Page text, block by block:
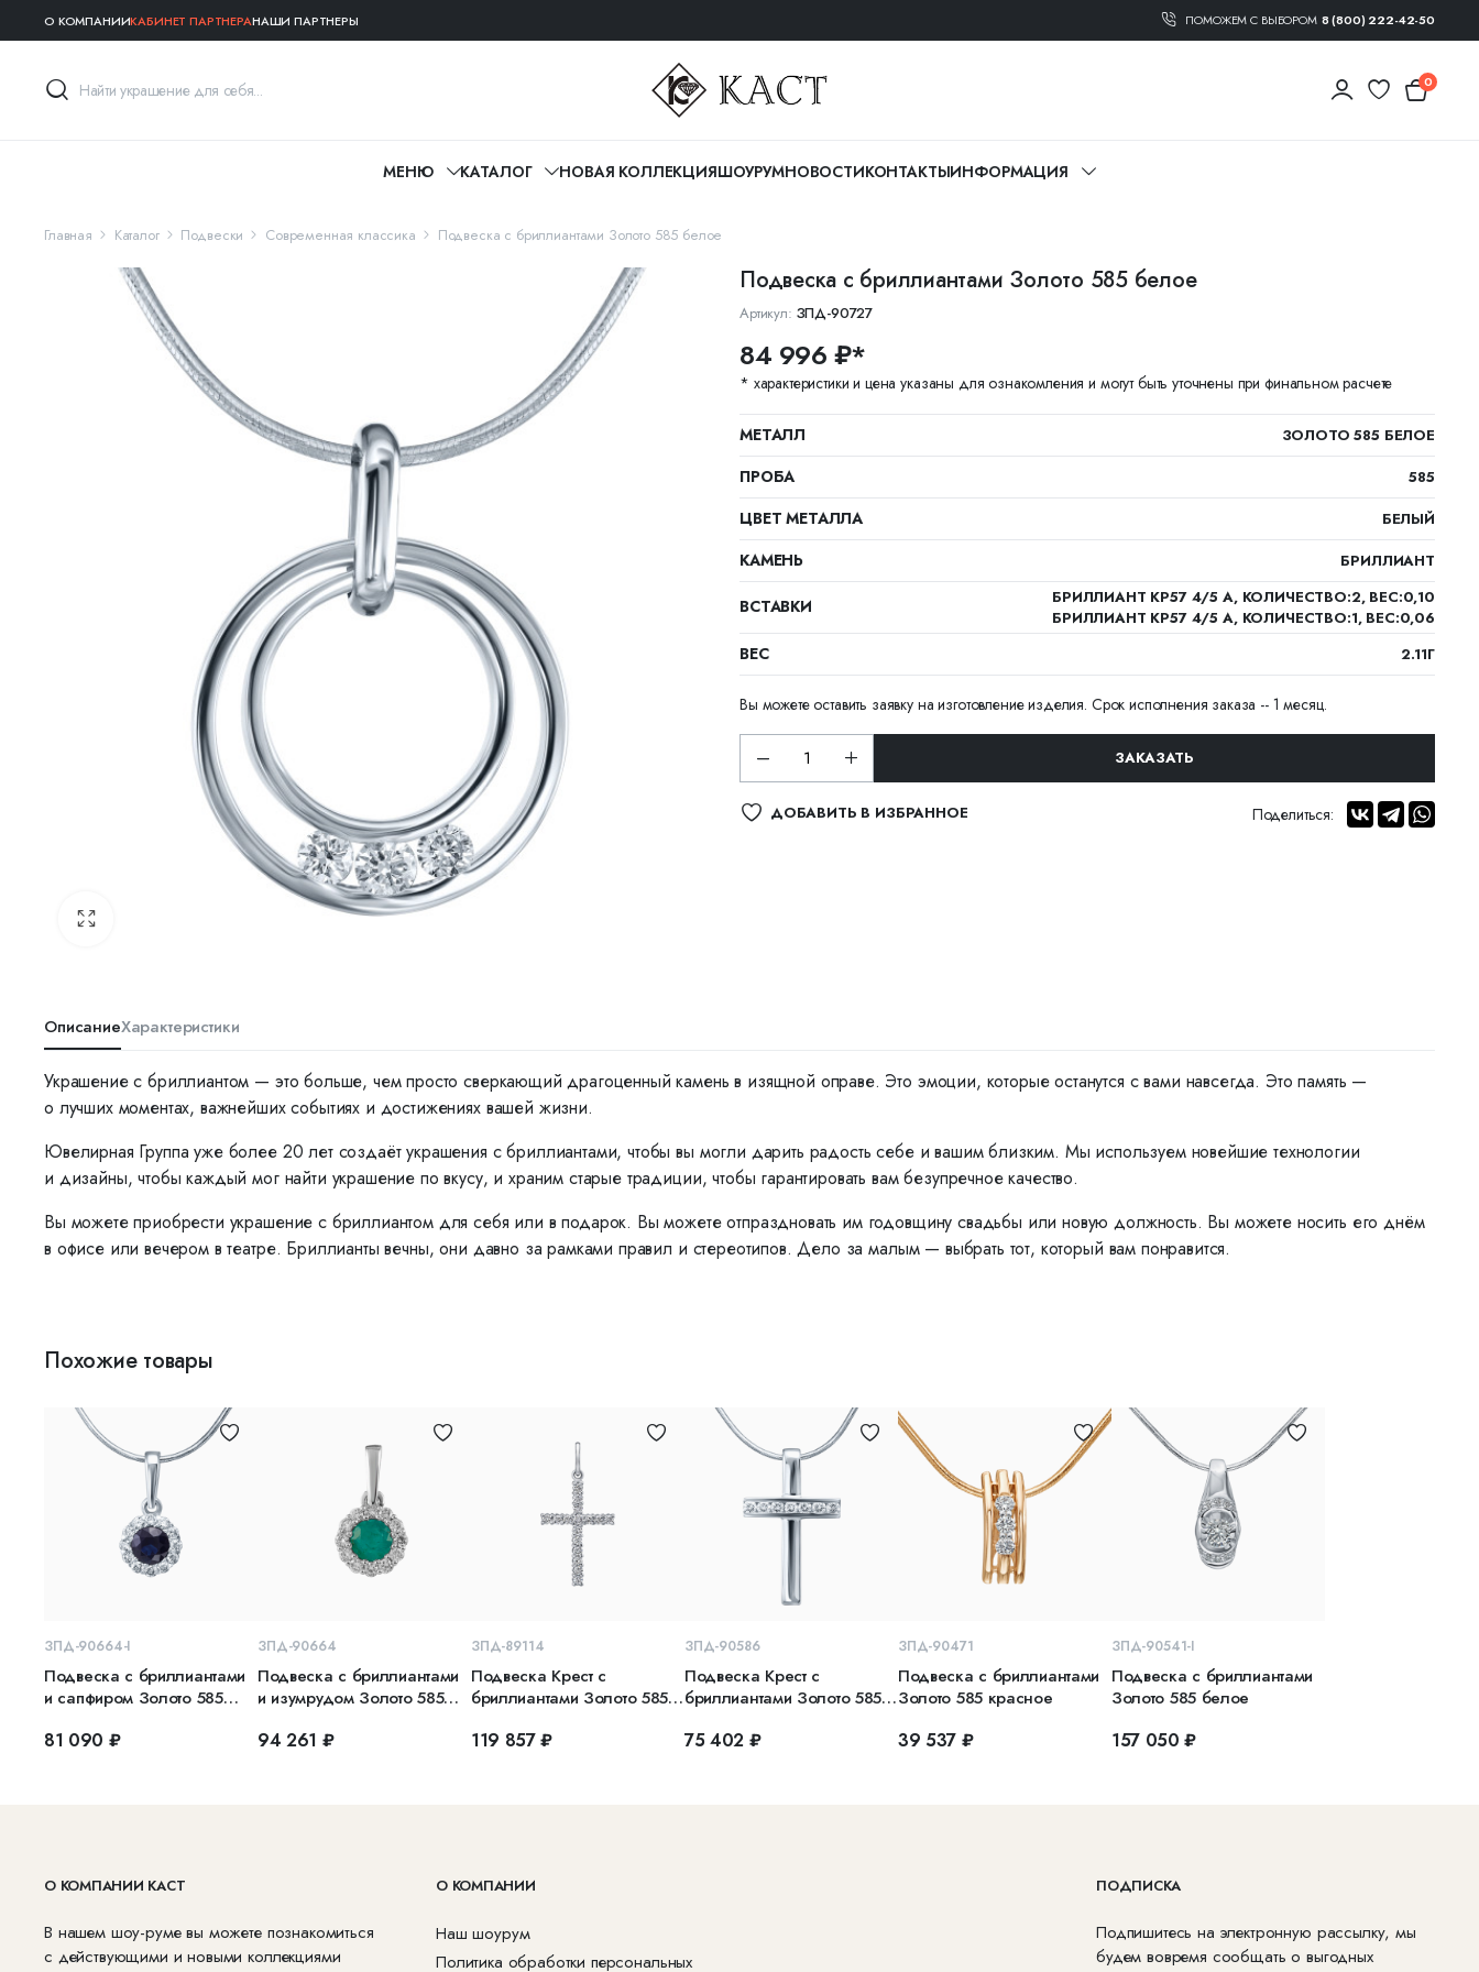
О КОМПАНИИКАБИНЕТ ПАРТНЕРАНАШИ ПАРТНЕРЫ ПОМОЖЕМ С ВЫБОРОМ 8 (800) 222-42-50
0
МЕНЮ КАТАЛОГ НОВАЯ КОЛЛЕКЦИЯШОУРУМНОВОСТИКОНТАКТЫИНФОРМАЦИЯ
Главная Каталог Подвески Современная классика Подвеска с бриллиантами Золото 585 белое
Подвеска с бриллиантами Золото 585 белое
Артикул: ЗПД-90727
84 996 ₽*
* характеристики и цена указаны для ознакомления и могут быть уточнены при финальном расчете
МЕТАЛЛ ЗОЛОТО 585 БЕЛОЕ
ПРОБА 585
ЦВЕТ МЕТАЛЛА БЕЛЫЙ
КАМЕНЬ БРИЛЛИАНТ
ВСТАВКИ
БРИЛЛИАНТ КР57 4/5 А, КОЛИЧЕСТВО:2, ВЕС:0,10
БРИЛЛИАНТ КР57 4/5 А, КОЛИЧЕСТВО:1, ВЕС:0,06
ВЕС 2.11Г
Вы можете оставить заявку на изготовление изделия. Срок исполнения заказа -- 1 месяц.
ЗАКАЗАТЬ
ДОБАВИТЬ В ИЗБРАННОЕ Поделиться:
ОписаниеХарактеристики
Украшение с бриллиантом — это больше, чем просто сверкающий драгоценный камень в изящной оправе. Это эмоции, которые останутся с вами навсегда. Это память —
о лучших моментах, важнейших событиях и достижениях вашей жизни.
Ювелирная Группа уже более 20 лет создаёт украшения с бриллиантами, чтобы вы могли дарить радость себе и вашим близким. Мы используем новейшие технологии
и дизайны, чтобы каждый мог найти украшение по вкусу, и храним старые традиции, чтобы гарантировать вам безупречное качество.
Вы можете приобрести украшение с бриллиантом для себя или в подарок. Вы можете отпраздновать им годовщину свадьбы или новую должность. Вы можете носить его днём
в офисе или вечером в театре. Бриллианты вечны, они давно за рамками правил и стереотипов. Дело за малым — выбрать тот, который вам понравится.
Похожие товары
В КОРЗИНУ
ЗПД-90664-I
Подвеска с бриллиантами
и сапфиром Золото 585
81 090 ₽
В КОРЗИНУ
ЗПД-90664
Подвеска с бриллиантами
и изумрудом Золото 585
94 261 ₽
В КОРЗИНУ
ЗПД-89114
Подвеска Крест с
бриллиантами Золото 585
119 857 ₽
В КОРЗИНУ
ЗПД-90586
Подвеска Крест с
бриллиантами Золото 585
75 402 ₽
В КОРЗИНУ
ЗПД-90471
Подвеска с бриллиантами
Золото 585 красное
39 537 ₽
В КОРЗИНУ
ЗПД-90541-I
Подвеска с бриллиантами
Золото 585 белое
157 050 ₽
О КОМПАНИИ КАСТ
В нашем шоу-руме вы можете познакомиться
с действующими и новыми коллекциями
О КОМПАНИИ
Наш шоурум
Политика обработки персональных
ПОДПИСКА
Подпишитесь на электронную рассылку, мы
будем вовремя сообщать о выгодных